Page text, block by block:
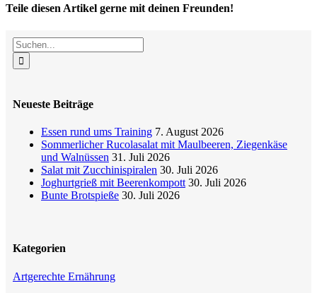
Teile diesen Artikel gerne mit deinen Freunden!
Facebook
XReddit
LinkedIn
WhatsApp
Tumblr
Pinterest
Vk
E-
Mail
Suche
nach:
Neueste Beiträge
Essen rund ums Training 7. August 2026
Sommerlicher Rucolasalat mit Maulbeeren, Ziegenkäse
und Walnüssen 31. Juli 2026
Salat mit Zucchinispiralen 30. Juli 2026
Joghurtgrieß mit Beerenkompott 30. Juli 2026
Bunte Brotspieße 30. Juli 2026
Kategorien
Artgerechte Ernährung